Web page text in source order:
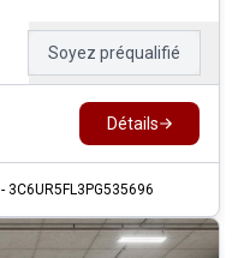
Soyez préqualifié
Détails
- 3C6UR5FL3PG535696